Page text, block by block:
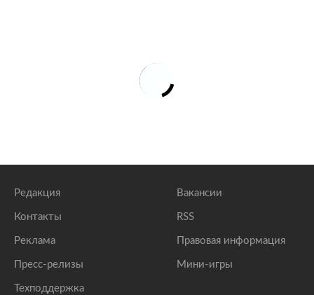
Редакция
Контакты
Реклама
Пресс-релизы
Техподдержка
Вакансии
RSS
Правовая информация
Мини-игры